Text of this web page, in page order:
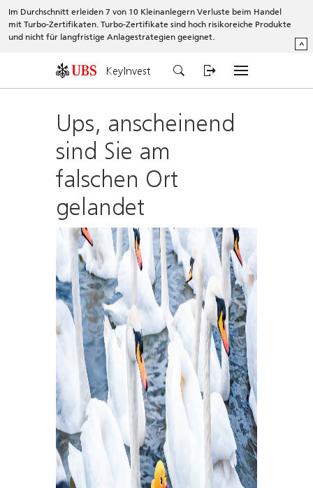
Im Durchschnitt erleiden 7 von 10 Kleinanlegern Verluste beim Handel
mit Turbo-Zertifikaten. Turbo-Zertifikate sind hoch risikoreiche Produkte
und nicht für langfristige Anlagestrategien geeignet.
^
KeyInvest
Ups, anscheinend
sind Sie am
falschen Ort
gelandet